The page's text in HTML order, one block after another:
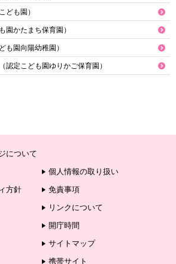
ども園）
園かたまち保育園）
も園向陽幼稚園）
認定こども園ゆりかご保育園）
について
個人情報の取り扱い
方針
免責事項
リンクについて
開庁時間
サイトマップ
携帯サイト